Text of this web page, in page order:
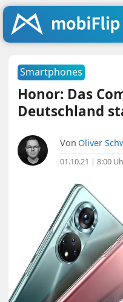
Smartphones
Honor: Das
Deutschland
Von Oliver
01.10.21 | 8:00